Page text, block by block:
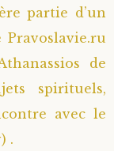
partie d’un
de
spirituels,
avec le
.